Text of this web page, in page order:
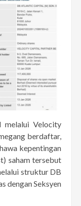
melalui Velocity
berdaftar,
kepentingan
saham tersebut
struktur DB
dengan Seksyen